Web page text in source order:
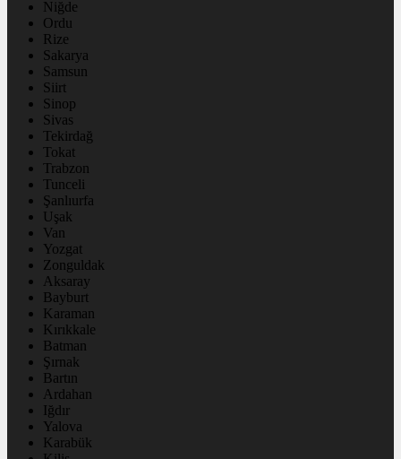
Niğde
Ordu
Rize
Sakarya
Samsun
Siirt
Sinop
Sivas
Tekirdağ
Tokat
Trabzon
Tunceli
Şanlıurfa
Uşak
Van
Yozgat
Zonguldak
Aksaray
Bayburt
Karaman
Kırıkkale
Batman
Şırnak
Bartın
Ardahan
Iğdır
Yalova
Karabük